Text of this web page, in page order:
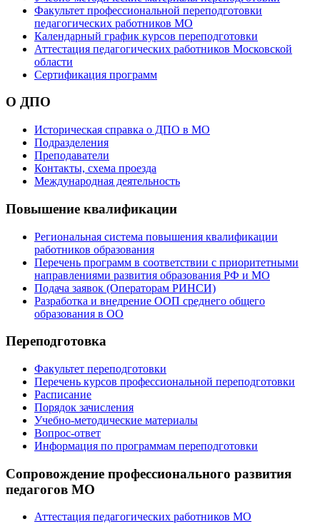
Факультет профессиональной переподготовки
педагогических работников МО
Календарный график курсов переподготовки
Аттестация педагогических работников Московской
области
Сертификация программ
О ДПО
Историческая справка о ДПО в МО
Подразделения
Преподаватели
Контакты, схема проезда
Международная деятельность
Повышение квалификации
Региональная система повышения квалификации
работников образования
Перечень программ в соответствии с приоритетными
направлениями развития образования РФ и МО
Подача заявок (Операторам РИНСИ)
Разработка и внедрение ООП среднего общего
образования в ОО
Переподготовка
Факультет переподготовки
Перечень курсов профессиональной переподготовки
Расписание
Порядок зачисления
Учебно-методические материалы
Вопрос-ответ
Информация по программам переподготовки
Сопровождение профессионального развития
педагогов МО
Аттестация педагогических работников МО